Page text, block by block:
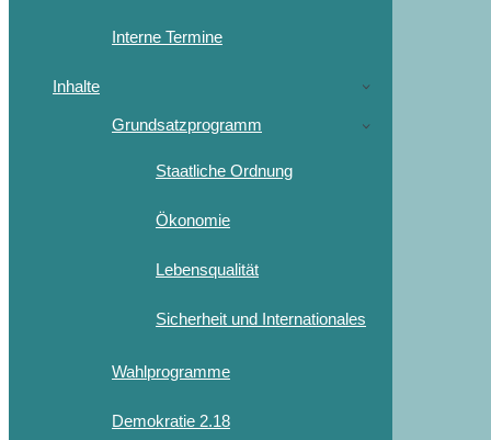
Interne Termine
Inhalte
Grundsatzprogramm
Staatliche Ordnung
Ökonomie
Lebensqualität
Sicherheit und Internationales
Wahlprogramme
Demokratie 2.18